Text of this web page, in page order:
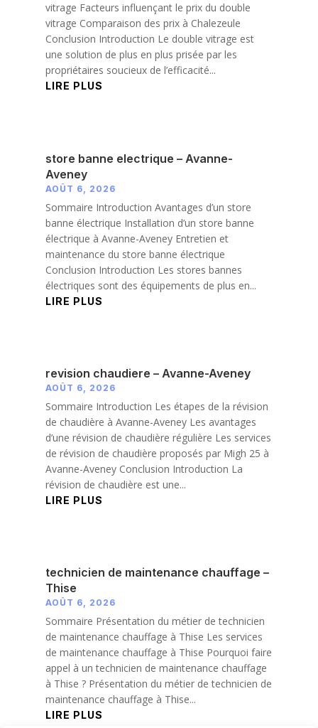
vitrage Facteurs influençant le prix du double
vitrage Comparaison des prix à Chalezeule
Conclusion Introduction Le double vitrage est
une solution de plus en plus prisée par les
propriétaires soucieux de l’efficacité...
LIRE PLUS
store banne electrique – Avanne-
Aveney
AOÛT 6, 2026
Sommaire Introduction Avantages d’un store
banne électrique Installation d’un store banne
électrique à Avanne-Aveney Entretien et
maintenance du store banne électrique
Conclusion Introduction Les stores bannes
électriques sont des équipements de plus en...
LIRE PLUS
revision chaudiere – Avanne-Aveney
AOÛT 6, 2026
Sommaire Introduction Les étapes de la révision
de chaudière à Avanne-Aveney Les avantages
d’une révision de chaudière régulière Les services
de révision de chaudière proposés par Migh 25 à
Avanne-Aveney Conclusion Introduction La
révision de chaudière est une...
LIRE PLUS
technicien de maintenance chauffage –
Thise
AOÛT 6, 2026
Sommaire Présentation du métier de technicien
de maintenance chauffage à Thise Les services
de maintenance chauffage à Thise Pourquoi faire
appel à un technicien de maintenance chauffage
à Thise ? Présentation du métier de technicien de
maintenance chauffage à Thise...
LIRE PLUS